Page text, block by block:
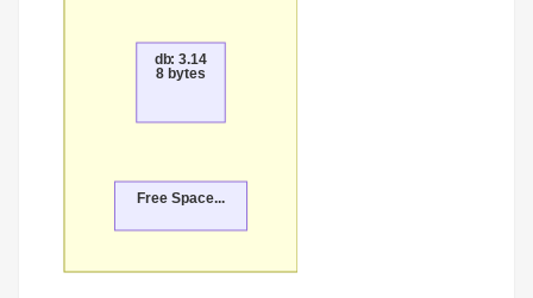
db: 3.14
8 bytes
Free Space...